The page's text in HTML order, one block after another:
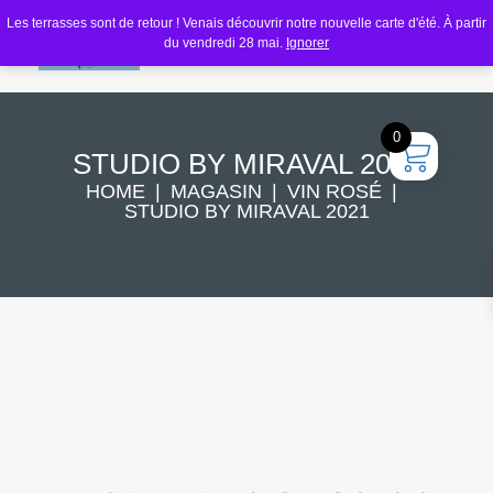
Les terrasses sont de retour ! Venais découvrir notre nouvelle carte d'été. À partir
du vendredi 28 mai. Ignorer
STUDIO BY MIRAVAL 2021
HOME MAGASIN
VIN ROSÉ
STUDIO BY MIRAVAL 2021
0